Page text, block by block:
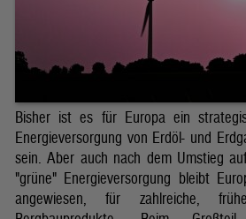
Bisher ist es für Europa ein
Energieversorgung von Erdöl- und
sein. Aber auch nach dem Umstieg
"grüne" Energieversorgung bleibt
angewiesen, für zahlreiche,